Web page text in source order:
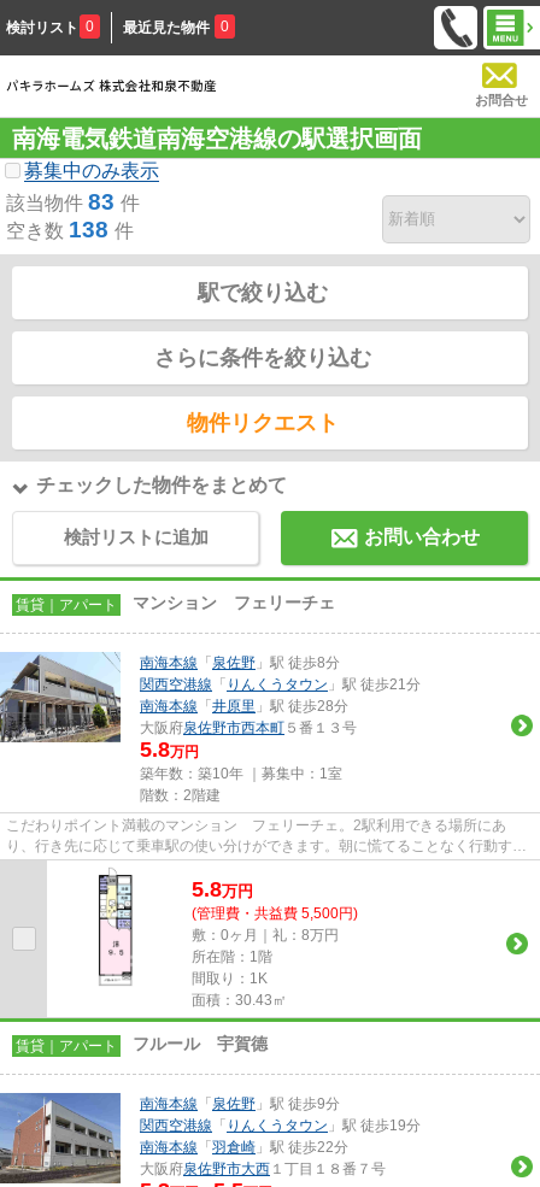
検討リスト 0 最近見た物件 0
お問合せ
南海電気鉄道南海空港線の駅選択画面
募集中のみ表示
該当物件 83 件
空き数 138 件
駅で絞り込む
さらに条件を絞り込む
物件リクエスト
チェックした物件をまとめて
検討リストに追加 お問い合わせ
賃貸｜アパート マンション フェリーチェ
南海本線 「 泉佐野 」駅 徒歩8分
関西空港線 「 りんくうタウン 」駅 徒歩21分
南海本線 「 井原里 」駅 徒歩28分
大阪府泉佐野市西本町 ５番１３号
5.8万円
築年数：築10年 ｜募集中： 1室
階数：2階建
こだわりポイント満載のマンション フェリーチェ。2駅利用できる場所にあ
り、行き先に応じて乗車駅の使い分けができます。朝に慌てることなく行動する
ために駅から徒歩8分の駅近物件...
5.8万円
(管理費・共益費 5,500円)
敷：0ヶ月｜礼：8万円
所在階：1階
間取り：1K
面積：30.43㎡
賃貸｜アパート フルール 宇賀德
南海本線 「 泉佐野 」駅 徒歩9分
関西空港線 「 りんくうタウン 」駅 徒歩19分
南海本線 「 羽倉崎 」駅 徒歩22分
大阪府泉佐野市大西 １丁目１８番７号